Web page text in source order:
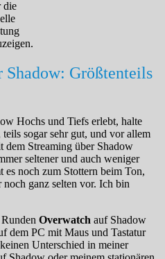
die
Shadow: Größtenteils
Hochs und Tiefs erlebt, halte
sogar sehr gut, und vor allem
dem Streaming über Shadow
seltener und auch weniger
noch zum Stottern beim Ton,
ganz selten vor. Ich bin
Overwatch auf Shadow
dem PC mit Maus und Tastatur
Unterschied in meiner